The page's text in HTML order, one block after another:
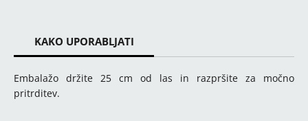
KAKO UPORABLJATI
Embalažo držite 25 cm od las in razpršite za močno
pritrditev.